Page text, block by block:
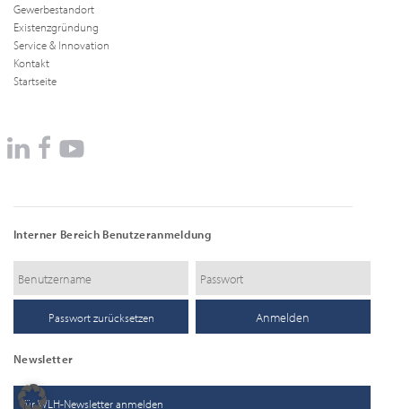
Gewerbestandort
Existenzgründung
Service & Innovation
Kontakt
Startseite
Interner Bereich Benutzeranmeldung
Passwort zurücksetzen
Newsletter
für WLH-Newsletter anmelden